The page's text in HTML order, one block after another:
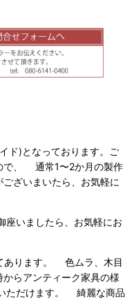
ド)となっております。ご
で、 通常1〜2か月の製作
ざいまいたら、お気軽に
座いましたら、お気軽にお
あります。 色ムラ、木目
らアンティーク家具の様
ただけます。 綺麗な商品